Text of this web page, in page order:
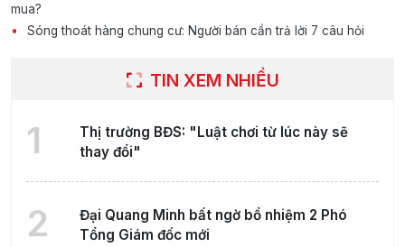
mua?
Sóng thoát hàng chung cư: Người bán cần trả lời 7 câu hỏi
TIN XEM NHIỀU
1
Thị trường BĐS: "Luật chơi từ lúc này sẽ
thay đổi"
2
Đại Quang Minh bất ngờ bổ nhiệm 2 Phó
Tổng Giám đốc mới